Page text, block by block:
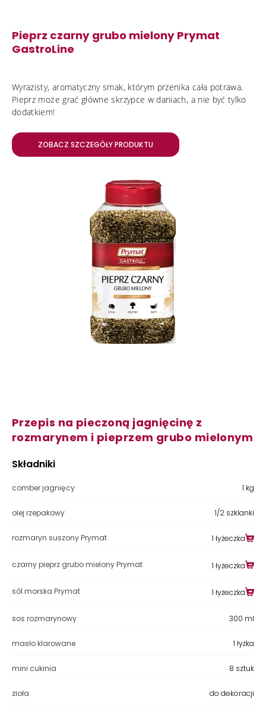
Pieprz czarny grubo mielony Prymat
GastroLine
Wyrazisty, aromatyczny smak, którym przenika cała potrawa.
Pieprz może grać główne skrzypce w daniach, a nie być tylko
dodatkiem!
ZOBACZ SZCZEGÓŁY PRODUKTU
Przepis na pieczoną jagnięcinę z
rozmarynem i pieprzem grubo mielonym
Składniki
comber jagnięcy 1 kg
olej rzepakowy 1/2 szklanki
rozmaryn suszony Prymat 1 łyżeczka
czarny pieprz grubo mielony Prymat 1 łyżeczka
sól morska Prymat 1 łyżeczka
sos rozmarynowy 300 ml
masło klarowane 1 łyżka
mini cukinia 8 sztuk
zioła do dekoracji